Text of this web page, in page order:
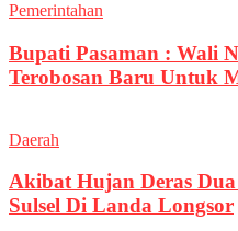
Pemerintahan
Bupati Pasaman : Wali
Terobosan Baru Untuk
Daerah
Akibat Hujan Deras
Sulsel Di Landa Longsor